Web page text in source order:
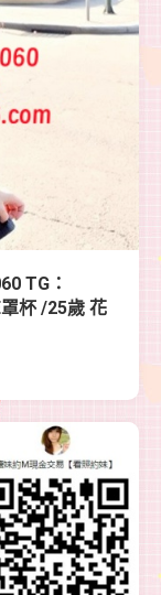
TG：
杯 /25歲 花